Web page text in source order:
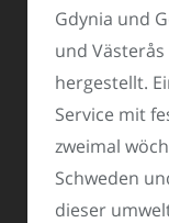
Gdynia und
und
hergestellt.
Service mit
zweimal
Schweden
dieser